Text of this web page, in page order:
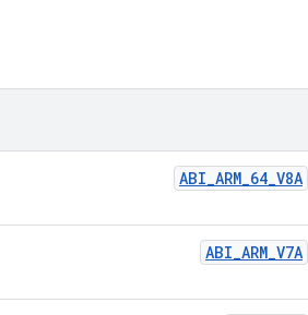
ABI_ARM_64_V8A
ABI_ARM_V7A